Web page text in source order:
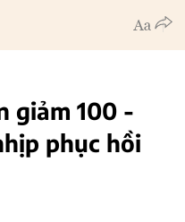
giảm 100 -
phục hồi